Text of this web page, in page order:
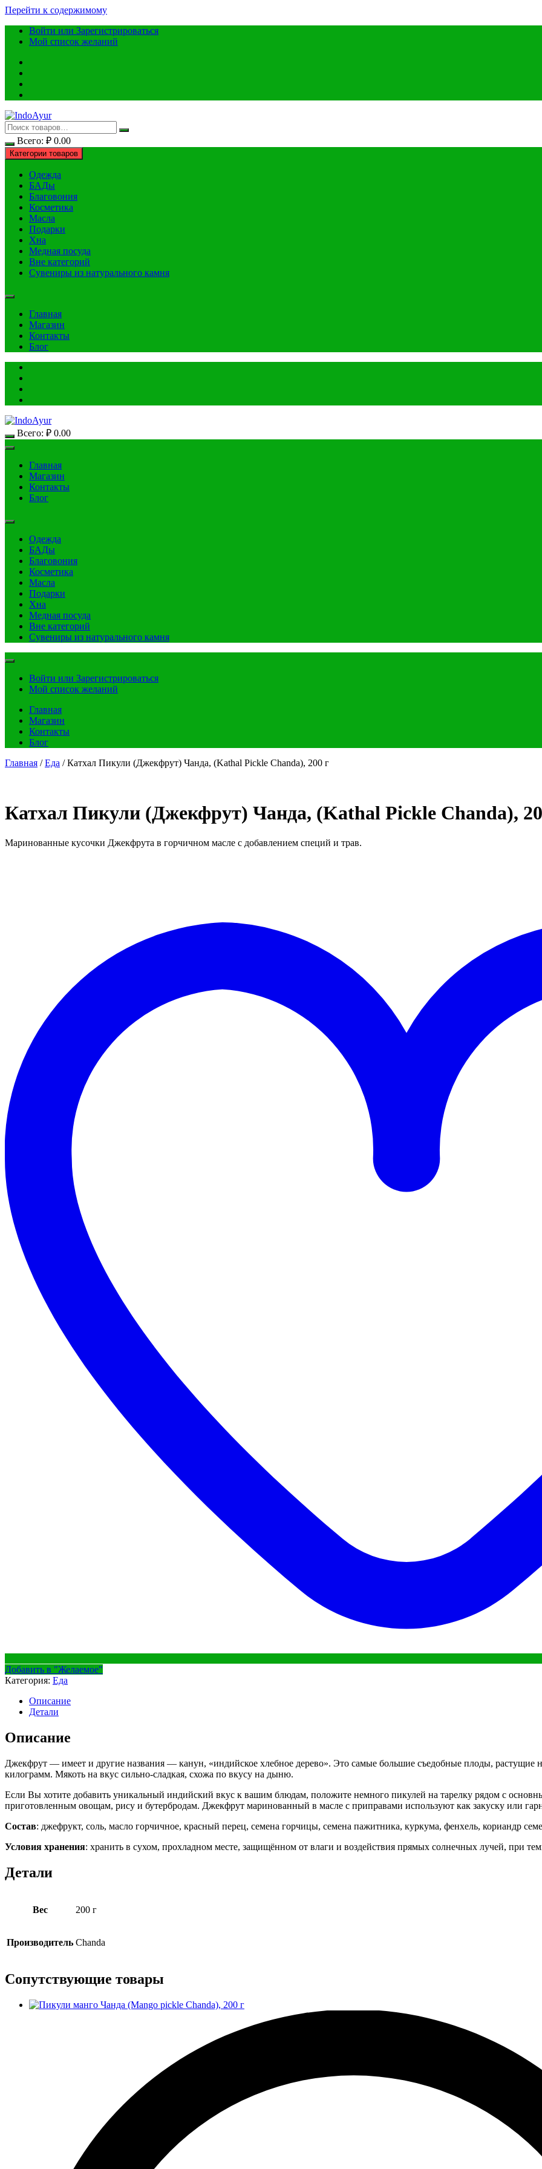
Перейти к содержимому
Войти или Зарегистрироваться
Мой список желаний
Всего: ₽ 0.00
Категории товаров
Одежда
БАДы
Благовония
Косметика
Масла
Подарки
Хна
Медная посуда
Вне категорий
Сувениры из натурального камня
Главная
Магазин
Контакты
Блог
Всего: ₽ 0.00
Главная
Магазин
Контакты
Блог
Одежда
БАДы
Благовония
Косметика
Масла
Подарки
Хна
Медная посуда
Вне категорий
Сувениры из натурального камня
Войти или Зарегистрироваться
Мой список желаний
Главная
Магазин
Контакты
Блог
Главная /Еда / Катхал Пикули (Джекфрут) Чанда, (Kathal Pickle Chanda), 200 г
Катхал Пикули (Джекфрут) Чанда, (Kathal Pickle Chanda),
Маринованные кусочки Джекфрута в горчичном масле с добавлением специй и трав.
Добавить в "Желаемое"
Категория: Еда
Описание
Детали
Описание
Джекфрут — имеет и другие названия — канун, «индийское хлебное дерево». Это самые большие съедобные плоды, растущие
килограмм. Мякоть на вкус сильно-сладкая, схожа по вкусу на дыню.
Если Вы хотите добавить уникальный индийский вкус к вашим блюдам, положите немного пикулей на тарелку рядом с
приготовленным овощам, рису и бутербродам. Джекфрут маринованный в масле с приправами используют как закуску или
Состав: джефрукт, соль, масло горчичное, красный перец, семена горчицы, семена пажитника, куркума, фенхель, кориандр
Условия хранения: хранить в сухом, прохладном месте, защищённом от влаги и воздействия прямых солнечных лучей, при
Детали
Вес 200 г
Производитель Chanda
Сопутствующие товары